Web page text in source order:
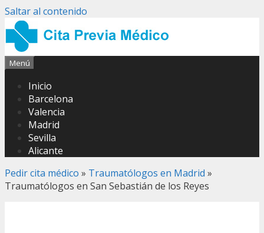
Saltar al contenido
Menú
Inicio
Barcelona
Valencia
Madrid
Sevilla
Alicante
Pedir cita médico » Traumatólogos en Madrid »
Traumatólogos en San Sebastián de los Reyes